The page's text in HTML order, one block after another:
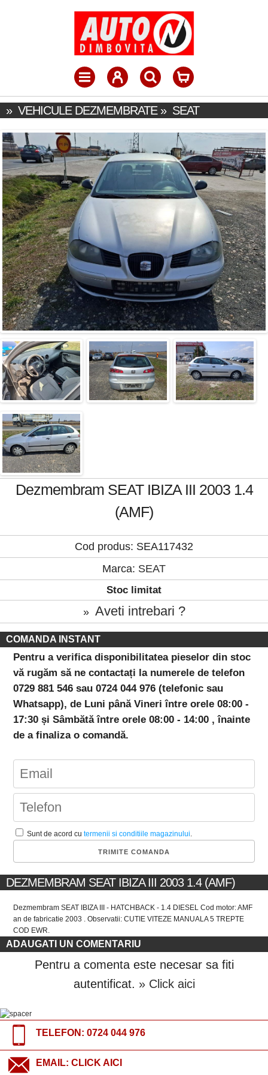
» VEHICULE DEZMEMBRATE» SEAT
Dezmembram SEAT IBIZA III 2003 1.4
(AMF)
Cod produs: SEA117432
Marca: SEAT
Stoc limitat
» Aveti intrebari ?
COMANDA INSTANT
Pentru a verifica disponibilitatea pieselor din stoc
vă rugăm să ne contactați la numerele de telefon
0729 881 546 sau 0724 044 976 (telefonic sau
Whatsapp), de Luni până Vineri între orele 08:00 -
17:30 și Sâmbătă între orele 08:00 - 14:00 , înainte
de a finaliza o comandă.
Sunt de acord cutermenii si conditiile magazinului.
DEZMEMBRAM SEAT IBIZA III 2003 1.4 (AMF)
Dezmembram SEAT IBIZA III - HATCHBACK - 1.4 DIESEL Cod motor: AMF
an de fabricatie 2003 . Observatii: CUTIE VITEZE MANUALA 5 TREPTE
COD EWR.
ADAUGATI UN COMENTARIU
Pentru a comenta este necesar sa fiti
autentificat. » Click aici
TELEFON: 0724 044 976
EMAIL: CLICK AICI